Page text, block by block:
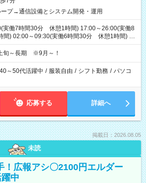
ープ→通信設備とシステム開発・運用
実働7時間30分 休憩1時間) 17:00～26:00(実働8
) 02:00～09:30(実働6時間30分 休憩1時間) ※
1/夜勤は就業時間2.3を連続で行って頂きます
旬～長期 ※9月～！
40～50代活躍中 / 服装自由 / シフト勤務 / パソコ
応募する 詳細へ
掲載日：2026.08.05
未読
！広報アシ〇2100円エルダー
中